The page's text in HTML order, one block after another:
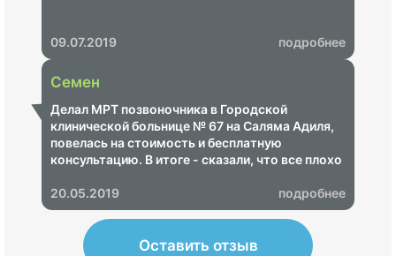
09.07.2019 подробнее
Семен
Делал МРТ позвоночника в Городской
клинической больнице № 67 на Саляма Адиля,
повелась на стоимость и бесплатную
консультацию. В итоге - сказали, что все плохо
на 68 000 рублей. Показал своему неврологу -
итог - МРТ не информативное, пришлось
переделывать в другом центре, где показало,
что ничего страшного нет.
20.05.2019 подробнее
Оставить отзыв